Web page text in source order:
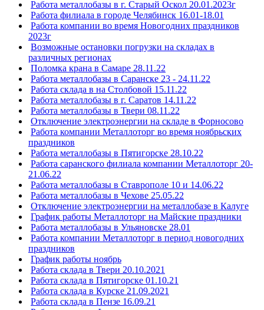
Работа металлобазы в г. Старый Оскол 20.01.2023г
Работа филиала в городе Челябинск 16.01-18.01
Работа компании во время Новогодних праздников
2023г
Возможные остановки погрузки на складах в
различных регионах
Поломка крана в Самаре 28.11.22
Работа металлобазы в Саранске 23 - 24.11.22
Работа склада в на Столбовой 15.11.22
Работа металлобазы в г. Саратов 14.11.22
Работа металлобазы в Твери 08.11.22
Отключение электроэнергии на складе в Форносово
Работа компании Металлоторг во время ноябрьских
праздников
Работа металлобазы в Пятигорске 28.10.22
Работа саранского филиала компании Металлоторг 20-
21.06.22
Работа металлобазы в Ставрополе 10 и 14.06.22
Работа металлобазы в Чехове 25.05.22
Отключение электроэнергии на металлобазе в Калуге
График работы Металлоторг на Майские праздники
Работа металлобазы в Ульяновске 28.01
Работа компании Металлоторг в период новогодних
праздников
График работы ноябрь
Работа склада в Твери 20.10.2021
Работа склада в Пятигорске 01.10.21
Работа склада в Курске 21.09.2021
Работа склада в Пензе 16.09.21